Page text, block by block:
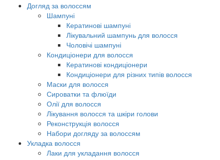
Догляд за волоссям
Шампуні
Кератинові шампуні
Лікувальний шампунь для волосся
Чоловічі шампуні
Кондиціонери для волосся
Кератинові кондиціонери
Кондиціонери для різних типів волосся
Маски для волосся
Сироватки та флюїди
Олії для волосся
Лікування волосся та шкіри голови
Реконструкція волосся
Набори догляду за волоссям
Укладка волосся
Лаки для укладання волосся